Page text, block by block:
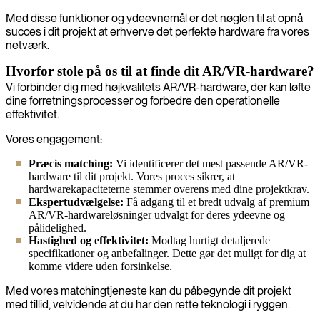
Med disse funktioner og ydeevnemål er det nøglen til at opnå
succes i dit projekt at erhverve det perfekte hardware fra vores
netværk.
Hvorfor stole på os til at finde dit AR/VR-hardware?
Vi forbinder dig med højkvalitets AR/VR-hardware, der kan løfte
dine forretningsprocesser og forbedre den operationelle
effektivitet.
Vores engagement:
Præcis matching: Vi identificerer det mest passende AR/VR-
hardware til dit projekt. Vores proces sikrer, at
hardwarekapaciteterne stemmer overens med dine projektkrav.
Ekspertudvælgelse: Få adgang til et bredt udvalg af premium
AR/VR-hardwareløsninger udvalgt for deres ydeevne og
pålidelighed.
Hastighed og effektivitet: Modtag hurtigt detaljerede
specifikationer og anbefalinger. Dette gør det muligt for dig at
komme videre uden forsinkelse.
Med vores matchingtjeneste kan du påbegynde dit projekt
med tillid, velvidende at du har den rette teknologi i ryggen.